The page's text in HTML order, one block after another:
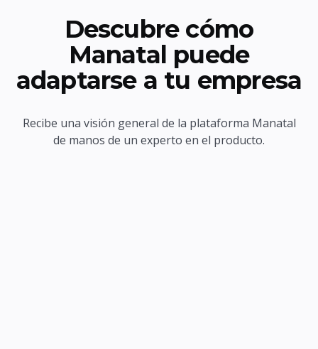
Descubre cómo
Manatal puede
adaptarse a tu empresa
Recibe una visión general de la plataforma Manatal
de manos de un experto en el producto.